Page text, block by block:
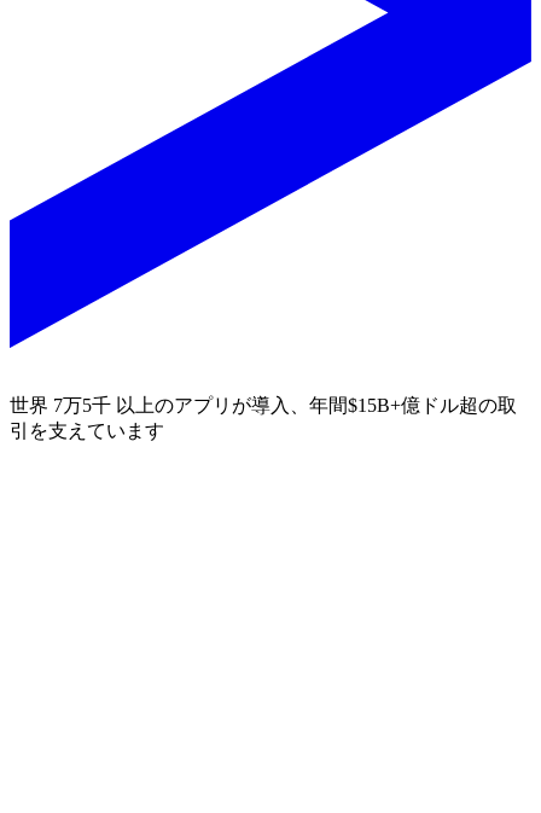
世界 7万5千 以上のアプリが導入、年間$15B+億ドル超の取
引を支えています